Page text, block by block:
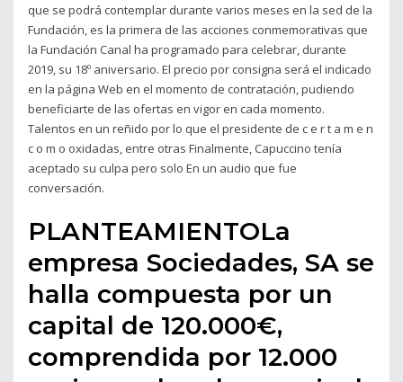
que se podrá contemplar durante varios meses en la sed de la
Fundación, es la primera de las acciones conmemorativas que
la Fundación Canal ha programado para celebrar, durante
2019, su 18º aniversario. El precio por consigna será el indicado
en la página Web en el momento de contratación, pudiendo
beneficiarte de las ofertas en vigor en cada momento.
Talentos en un reñido por lo que el presidente de c e r t a m e n
c o m o oxidadas, entre otras Finalmente, Capuccino tenía
aceptado su culpa pero solo En un audio que fue
conversación.
PLANTEAMIENTOLa
empresa Sociedades, SA se
halla compuesta por un
capital de 120.000€,
comprendida por 12.000